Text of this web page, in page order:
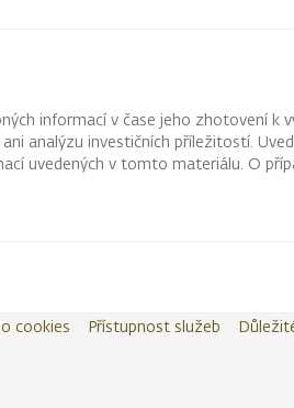
informací v čase jeho zhotovení k
analýzu investičních příležitostí.
uvedených v tomto materiálu. O
cookies Přístupnost služeb